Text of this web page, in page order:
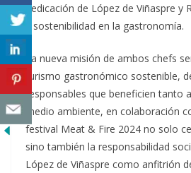
dedicación de López de Viñaspre y
y sostenibilidad en la gastronomía.
La nueva misión de ambos chefs
turismo gastronómico sostenible,
responsables que beneficien tanto
medio ambiente, en colaboración
festival Meat & Fire 2024 no solo
sino también la responsabilidad
López de Viñaspre como anfitrión